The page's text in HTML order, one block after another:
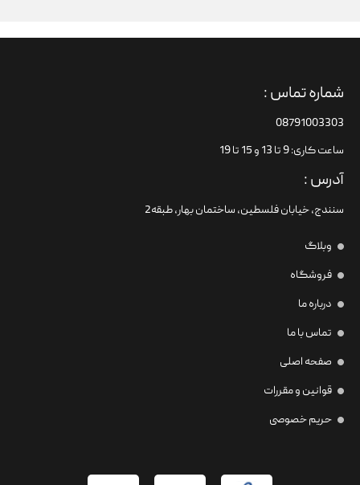
شماره تماس :
08791003303
ساعت کاری: 9 تا 13 و 15 تا 19
آدرس :
سنندج، خیابان فلسطین،‌ ساختمان بهار، طبقه2
وبلاگ
فروشگاه
درباره ما
تماس با ما
صفحه اصلی
قوانین و مقررات
حریم خصوصی